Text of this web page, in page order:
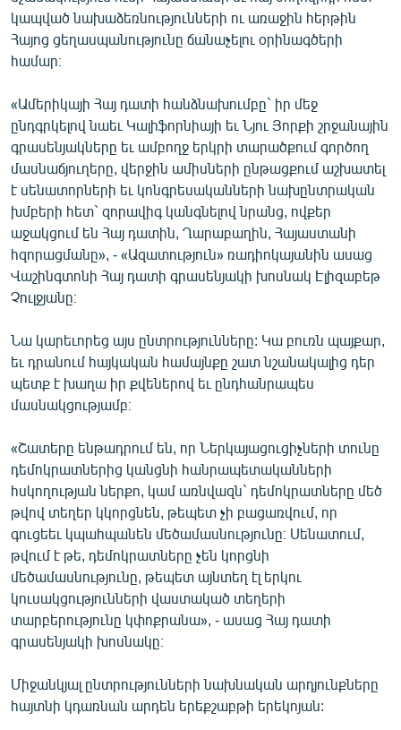
կապված նախաձեռնությունների ու առաջին հերթին
Հայոց ցեղասպանությունը ճանաչելու օրինագծերի
համար։
«Ամերիկայի Հայ դատի հանձնախումբը` իր մեջ
ընդգրկելով նաեւ Կալիֆորնիայի եւ Նյու Յորքի շրջանային
գրասենյակները եւ ամբողջ երկրի տարածքում գործող
մասնաճյուղերը, վերջին ամիսների ընթացքում աշխատել
է սենատորների եւ կոնգրեսականների նախընտրական
խմբերի հետ` զորավիգ կանգնելով նրանց, ովքեր
աջակցում են Հայ դատին, Ղարաբաղին, Հայաստանի
հզորացմանը», - «Ազատություն» ռադիոկայանին ասաց
Վաշինգտոնի Հայ դատի գրասենյակի խոսնակ Էլիզաբեթ
Չուլջյանը։
Նա կարեւորեց այս ընտրությունները: Կա բուռն պայքար,
եւ դրանում հայկական համայնքը շատ նշանակալից դեր
պետք է խաղա իր քվեներով եւ ընդհանրապես
մասնակցությամբ։
«Շատերը ենթադրում են, որ Ներկայացուցիչների տունը
դեմոկրատներից կանցնի հանրապետականների
հսկողության ներքո, կամ առնվազն` դեմոկրատները մեծ
թվով տեղեր կկորցնեն, թեպետ չի բացառվում, որ
գուցեեւ կպահպանեն մեծամասնությունը։ Սենատում,
թվում է թե, դեմոկրատները չեն կորցնի
մեծամասնությունը, թեպետ այնտեղ էլ երկու
կուսակցությունների վաստակած տեղերի
տարբերությունը կփոքրանա», - ասաց Հայ դատի
գրասենյակի խոսնակը։
Միջանկյալ ընտրությունների նախնական արդյունքները
հայտնի կդառնան արդեն երեքշաբթի երեկոյան: